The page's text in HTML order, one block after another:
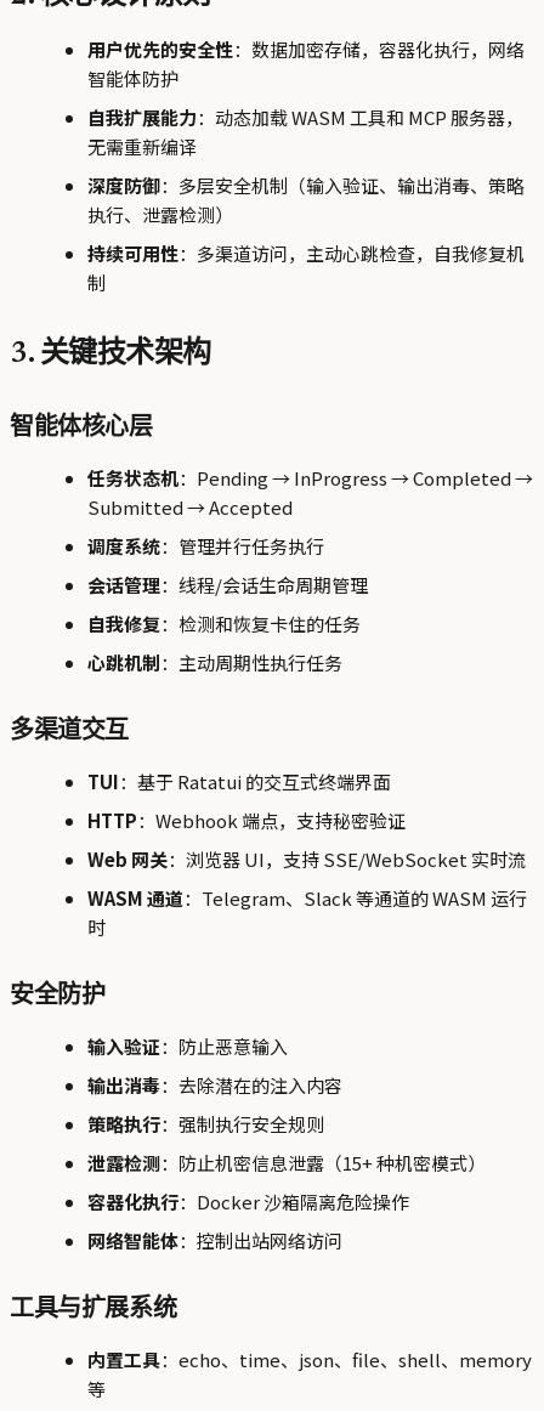
用户优先的安全性：数据加密存储，容器化执行，网络
智能体防护
自我扩展能力：动态加载 WASM 工具和 MCP 服务器，
无需重新编译
深度防御：多层安全机制（输入验证、输出消毒、策略
执行、泄露检测）
持续可用性：多渠道访问，主动心跳检查，自我修复机
制
3. 关键技术架构
智能体核心层
任务状态机：Pending → InProgress → Completed →
Submitted → Accepted
调度系统：管理并行任务执行
会话管理：线程/会话生命周期管理
自我修复：检测和恢复卡住的任务
心跳机制：主动周期性执行任务
多渠道交互
TUI：基于 Ratatui 的交互式终端界面
HTTP：Webhook 端点，支持秘密验证
Web 网关：浏览器 UI，支持 SSE/WebSocket 实时流
WASM 通道：Telegram、Slack 等通道的 WASM 运行
时
安全防护
输入验证：防止恶意输入
输出消毒：去除潜在的注入内容
策略执行：强制执行安全规则
泄露检测：防止机密信息泄露（15+ 种机密模式）
容器化执行：Docker 沙箱隔离危险操作
网络智能体：控制出站网络访问
工具与扩展系统
内置工具：echo、time、json、file、shell、memory
等